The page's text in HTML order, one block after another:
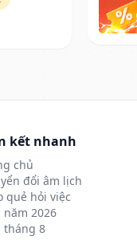
kết nhanh
chủ
đổi âm lịch
quẻ hỏi việc
năm 2026
tháng 8